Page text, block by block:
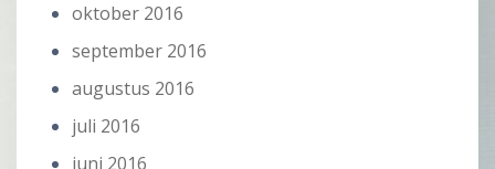
oktober 2016
september 2016
augustus 2016
juli 2016
juni 2016